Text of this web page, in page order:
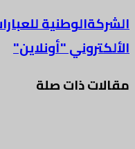
الشركةالوطنية
الألكتروني "أونلاين"
مقالات ذات صلة